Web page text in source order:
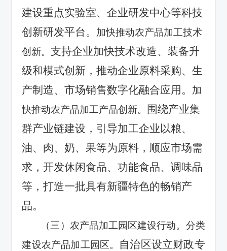
建设重点实验室、企业研发中心等科技
创新研发平台。 加快推动农产品加工技术
创新。支持企业加快技术改造、装备升
级和模式创新，推动企业原料采购、生
产制造、市场销售数字化融合应用。 加
快推动农产品加工产品创新。
围绕产业集
群产业链建设，引导加工企业以粮、
油、肉、奶、果等为原料，顺应市场需
求，开发休闲食品、功能食品、调味品
等，打造一批具有新疆特色的畅销产
品。
（三）农产品加工园区建设行动。分类
建设农产品加工园区。
自治区设立财政专